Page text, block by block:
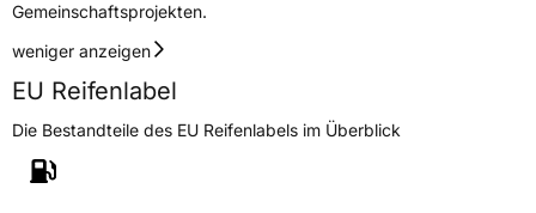
3PMSF / Schneeflockensymbol / Alpine-Symbol
EisgripNein
EPREL ID429877
Allgemeine Produktsicherheit (GPSR)
Gemeinschaftsprojekten.
weniger anzeigen
EU Reifenlabel
Die Bestandteile des EU Reifenlabels im Überblick